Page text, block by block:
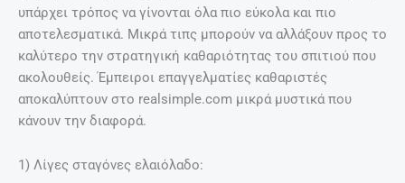
υπάρχει τρόπος να γίνονται όλα πιο εύκολα και πιο
αποτελεσματικά. Μικρά τιπς μπορούν να αλλάξουν προς το
καλύτερο την στρατηγική καθαριότητας του σπιτιού που
ακολουθείς. Έμπειροι επαγγελματίες καθαριστές
αποκαλύπτουν στo realsimple.com μικρά μυστικά που
κάνουν την διαφορά.
1) Λίγες σταγόνες ελαιόλαδο: